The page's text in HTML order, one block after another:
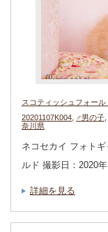
スコティッシュフォール
20201107K004
♂男の子
奈川県
ネコセカイ フォト
ルド 撮影日：2020
詳細を見る